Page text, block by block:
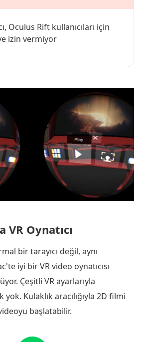
Oculus Rift kullanıcıları için
izin vermiyor
VR Oynatıcı
bir tarayıcı değil, aynı
iyi bir VR video oynatıcısı
Çeşitli VR ayarlarıyla
Kulaklık aracılığıyla 2D filmi
başlatabilir.